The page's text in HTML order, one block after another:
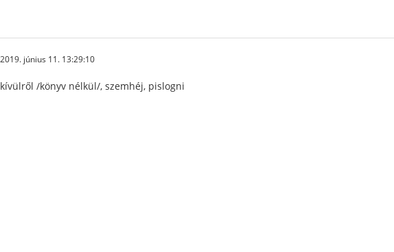
2019. június 11. 13:29:10
kívülről /könyv nélkül/, szemhéj, pislogni